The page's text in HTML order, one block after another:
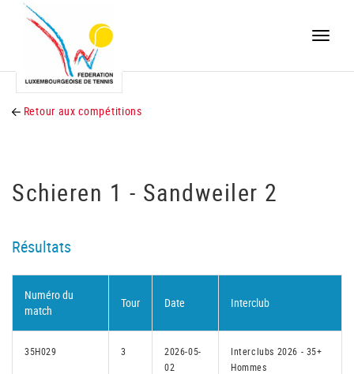
Toggle
Retour aux compétitions
Schieren 1 - Sandweiler 2
Résultats
Numéro du
match
Tour Date Interclub
35H029 3
2026-05-
02
Interclubs 2026 - 35+
Hommes